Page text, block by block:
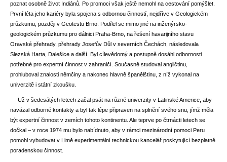
poznat osobně život Indiánů. Po promoci však ještě nemohl na cestování pomýšlet.
První léta jeho kariéry byla spojena s odbornou činností, nejdříve v Geologickém
průzkumu, později v Geotestu Brno. Podílel se mimo jiné na inženýrsko-
geologickém průzkumu pro dálnici Praha-Brno, na řešení havarijního stavu
Oravské přehrady, přehrady Josefův Důl v severních Čechách, následovala
Slezská Harta, Dalešice a další. Byl cílevědomý a postupně dosáhl odbornosti
potřebné pro expertní činnost v zahraničí. Současně studoval angličtinu,
prohluboval znalosti němčiny a nakonec hlavně španělštinu, z níž vykonal na
univerzitě i státní zkoušku.
Už v šedesátých letech začal psát na různé univerzity v Latinské Americe, aby
navázal odborné kontakty a byl tak lépe připraven na splnění svého snu, jímž měla
být expertní činnost v zemích tohoto kontinentu. Ale teprve po čtrnácti letech se
dočkal – v roce 1974 mu bylo nabídnuto, aby v rámci mezinárodní pomoci Peru
pomohl vybudovat v Limě experimentální technickou kancelář poskytující bezplatně
poradenskou činnost.